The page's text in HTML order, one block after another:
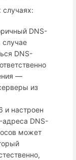
DNS-
случае
DNS-
—
из
и настроен
адреса DNS-
может